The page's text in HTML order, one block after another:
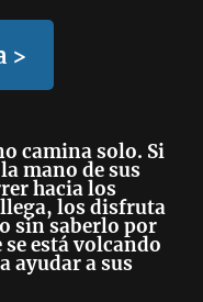
>
camina solo. Si
mano de sus
hacia los
los disfruta
sin saberlo por
está volcando
ayudar asus